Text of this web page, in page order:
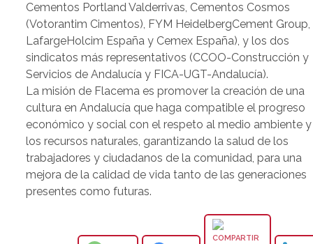
Cementos Portland Valderrivas, Cementos Cosmos
(Votorantim Cimentos), FYM HeidelbergCement Group,
LafargeHolcim España y Cemex España), y los dos
sindicatos más representativos (CCOO-Construcción y
Servicios de Andalucía y FICA-UGT-Andalucía).
La misión de Flacema es promover la creación de una
cultura en Andalucía que haga compatible el progreso
económico y social con el respeto al medio ambiente
los recursos naturales, garantizando la salud de los
trabajadores y ciudadanos de la comunidad, para una
mejora de la calidad de vida tanto de las generaciones
presentes como futuras.